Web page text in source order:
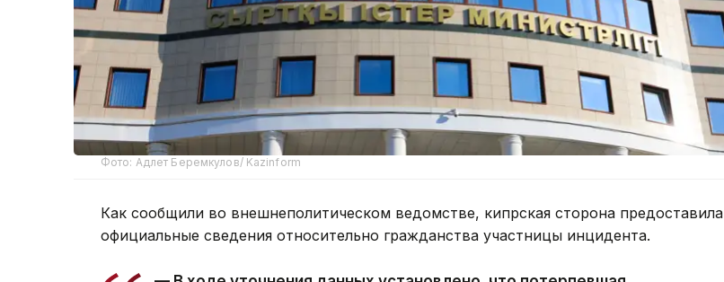
Фото: Адлет Беремкулов/ Kazinform
Как сообщили во внешнеполитическом ведомстве, кипрская сторона предоставила
официальные сведения относительно гражданства участницы инцидента.